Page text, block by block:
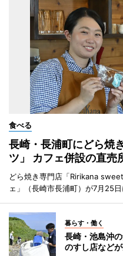
食べる
長崎・長浦町にどら焼
ツ」 カフェ併設の直売
どら焼き専門店「Ririkana
ェ」（長崎市長浦町）が7月25日
暮らす・働く
長崎・池島沖
のすし店など